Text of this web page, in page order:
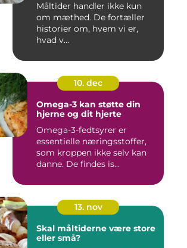
Måltider handler ikke kun
om mæthed. De fortæller
historier om, hvem vi er,
hvad v...
10. dec
Omega-3 kan støtte din
hjerne og dit hjerte
Omega-3-fedtsyrer er
essentielle næringsstoffer,
som kroppen ikke selv kan
danne. De findes is...
13. nov
Skal måltiderne være store
eller små?